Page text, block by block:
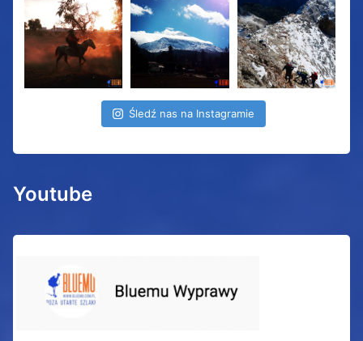
Śledź nas na Instagramie
Youtube